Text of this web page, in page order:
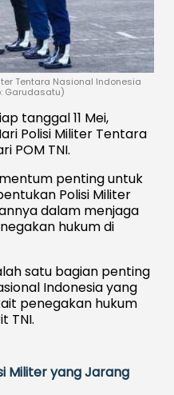
Tentara Nasional Indonesia
Garudasatu)
tanggal 11 Mei,
Polisi Militer Tentara
POM TNI.
penting untuk
Polisi Militer
dalam menjaga
hukum di
satu bagian penting
Indonesia yang
penegakan hukum
TNI.
Militer yang Jarang